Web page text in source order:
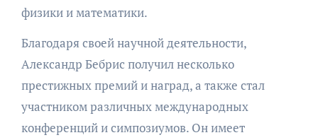
физики и математики.
Благодаря своей научной деятельности,
Александр Бебрис получил несколько
престижных премий и наград, а также стал
участником различных международных
конференций и симпозиумов. Он имеет